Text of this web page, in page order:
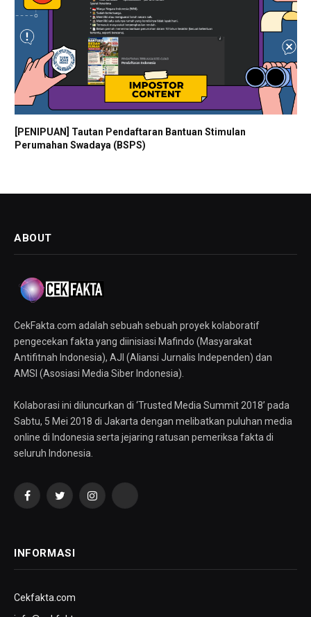
[PENIPUAN] Tautan Pendaftaran Bantuan Stimulan
Perumahan Swadaya (BSPS)
ABOUT
CekFakta.com adalah sebuah sebuah proyek kolaboratif
pengecekan fakta yang diinisiasi Mafindo (Masyarakat
Antifitnah Indonesia), AJI (Aliansi Jurnalis Independen) dan
AMSI (Asosiasi Media Siber Indonesia).
Kolaborasi ini diluncurkan di ‘Trusted Media Summit 2018’ pada
Sabtu, 5 Mei 2018 di Jakarta dengan melibatkan puluhan media
online di Indonesia serta jejaring ratusan pemeriksa fakta di
seluruh Indonesia.
FacebookTwitterInstagramYouTube
INFORMASI
Cekfakta.com